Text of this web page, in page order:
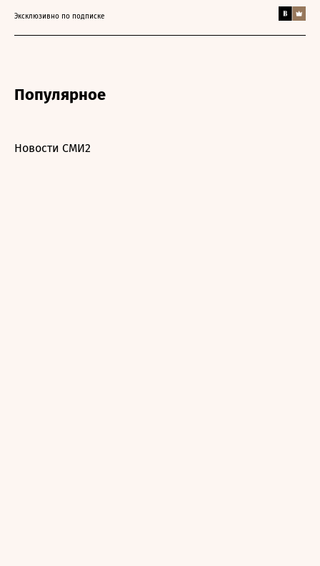
Эксклюзивно по подписке
Популярное
Новости СМИ2